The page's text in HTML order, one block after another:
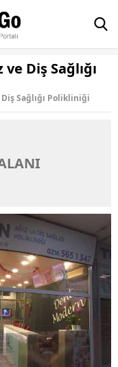
Diş Sağlığı
Sağlığı Polikliniği